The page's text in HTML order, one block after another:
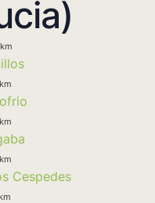
Cespedes